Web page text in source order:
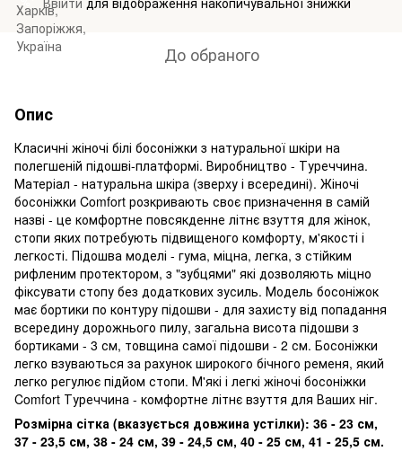
До обраного
Опис
Класичні жіночі білі босоніжки з натуральної шкіри на
полегшеній підошві-платформі. Виробництво - Туреччина.
Матеріал - натуральна шкіра (зверху і всередині). Жіночі
босоніжки Comfort розкривають своє призначення в самій
назві - це комфортне повсякденне літнє взуття для жінок,
стопи яких потребують підвищеного комфорту, м'якості і
легкості. Підошва моделі - гума, міцна, легка, з стійким
рифленим протектором, з "зубцями" які дозволяють міцно
фіксувати стопу без додаткових зусиль. Модель босоніжок
має бортики по контуру підошви - для захисту від попадання
всередину дорожнього пилу, загальна висота підошви з
бортиками - 3 см, товщина самої підошви - 2 см. Босоніжки
легко взуваються за рахунок широкого бічного ременя, який
легко регулює підйом стопи. М'які і легкі жіночі босоніжки
Comfort Туреччина - комфортне літнє взуття для Ваших ніг.
Розмірна сітка (вказується довжина устілки): 36 - 23 см,
37 - 23,5 см, 38 - 24 см, 39 - 24,5 см, 40 - 25 см, 41 - 25,5 см.